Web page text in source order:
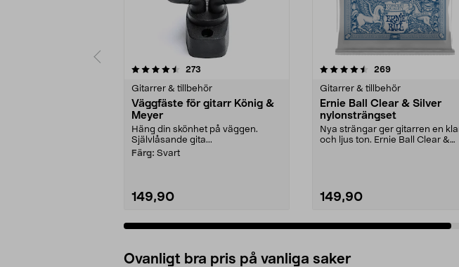
273
Gitarrer & tillbehör
Väggfäste för gitarr König &
Meyer
Häng din skönhet på väggen.
Självlåsande gita...
Färg: Svart
149,90
4.5 av 5 stjärnor 269recensioner
Gitarrer & tillbehör
Ernie Ball Clear & Silver
nylonsträngset
Nya strängar ger gitarren en
och ljus ton. Ernie Ball Clear &
149,90
4.0 av 5 stjärnor
Ovanligt bra pris på vanliga saker